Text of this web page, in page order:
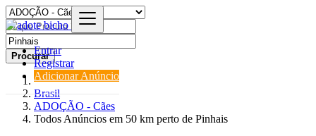
Entrar
Registrar
Adicionar Anúncio
Procurar
Brasil
ADOÇÃO - Cães
Todos Anúncios em 50 km perto de Pinhais